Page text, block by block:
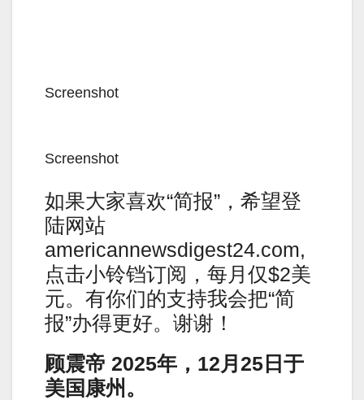
Screenshot
Screenshot
如果大家喜欢“简报”，希望登
陆网站
americannewsdigest24.com,
点击小铃铛订阅，每月仅$2美
元。有你们的支持我会把“简
报”办得更好。谢谢！
顾震帝 2025年， 12月 25 日于
美国康州。